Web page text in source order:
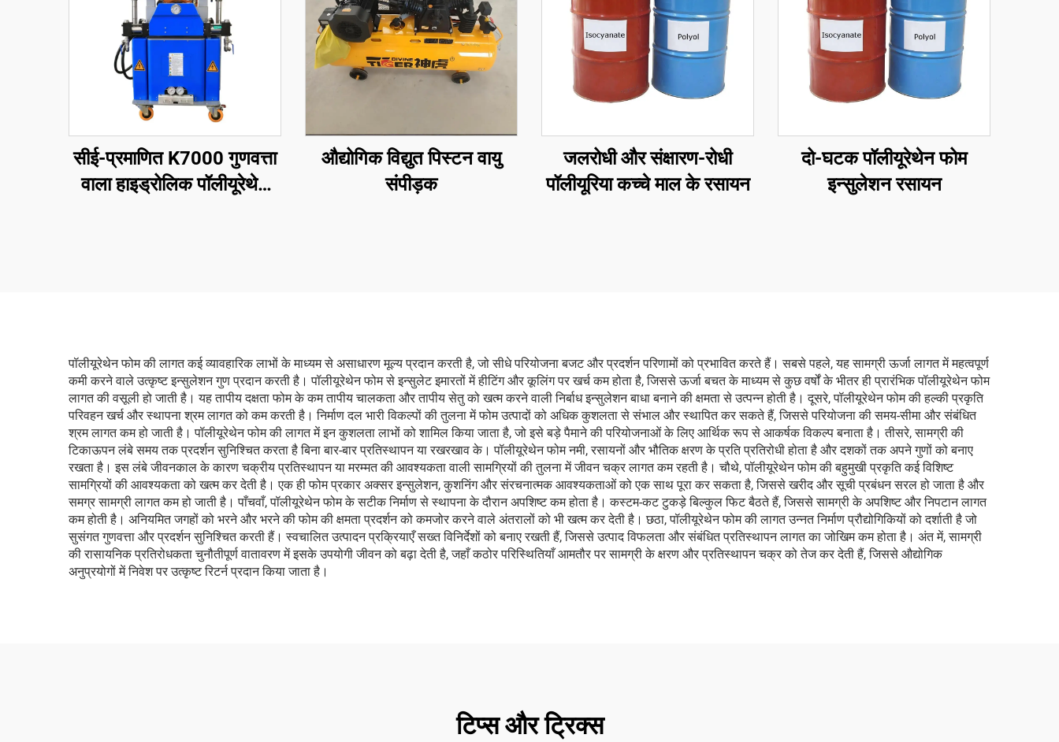
सीई-प्रमाणित K7000 गुणवत्ता
वाला हाइड्रोलिक पॉलीयूरेथेन
औद्योगिक विद्युत पिस्टन वायु
संपीड़क
जलरोधी और संक्षारण-रोधी
पॉलीयूरिया कच्चे माल के रसायन
दो-घटक पॉलीयूरेथेन फोम
इन्सुलेशन रसायन
पॉलीयूरेथेन फोम की लागत कई व्यावहारिक लाभों के माध्यम से असाधारण मूल्य प्रदान करती है, जो सीधे परियोजना बजट और प्रदर्शन परिणामों को प्रभावित करते हैं। सबसे पहले, यह सामग्री ऊर्जा लागत में महत्वपूर्ण
कमी करने वाले उत्कृष्ट इन्सुलेशन गुण प्रदान करती है। पॉलीयूरेथेन फोम से इन्सुलेट इमारतों में हीटिंग और कूलिंग पर खर्च कम होता है, जिससे ऊर्जा बचत के माध्यम से कुछ वर्षों के भीतर ही प्रारंभिक पॉलीयूरेथेन फोम
लागत की वसूली हो जाती है। यह तापीय दक्षता फोम के कम तापीय चालकता और तापीय सेतु को खत्म करने वाली निर्बाध इन्सुलेशन बाधा बनाने की क्षमता से उत्पन्न होती है। दूसरे, पॉलीयूरेथेन फोम की हल्की प्रकृति
परिवहन खर्च और स्थापना श्रम लागत को कम करती है। निर्माण दल भारी विकल्पों की तुलना में फोम उत्पादों को अधिक कुशलता से संभाल और स्थापित कर सकते हैं, जिससे परियोजना की समय-सीमा और संबंधित
श्रम लागत कम हो जाती है। पॉलीयूरेथेन फोम की लागत में इन कुशलता लाभों को शामिल किया जाता है, जो इसे बड़े पैमाने की परियोजनाओं के लिए आर्थिक रूप से आकर्षक विकल्प बनाता है। तीसरे, सामग्री की
टिकाऊपन लंबे समय तक प्रदर्शन सुनिश्चित करता है बिना बार-बार प्रतिस्थापन या रखरखाव के। पॉलीयूरेथेन फोम नमी, रसायनों और भौतिक क्षरण के प्रति प्रतिरोधी होता है और दशकों तक अपने गुणों को बनाए
रखता है। इस लंबे जीवनकाल के कारण चक्रीय प्रतिस्थापन या मरम्मत की आवश्यकता वाली सामग्रियों की तुलना में जीवन चक्र लागत कम रहती है। चौथे, पॉलीयूरेथेन फोम की बहुमुखी प्रकृति कई विशिष्ट
सामग्रियों की आवश्यकता को खत्म कर देती है। एक ही फोम प्रकार अक्सर इन्सुलेशन, कुशनिंग और संरचनात्मक आवश्यकताओं को एक साथ पूरा कर सकता है, जिससे खरीद और सूची प्रबंधन सरल हो जाता है और
समग्र सामग्री लागत कम हो जाती है। पाँचवाँ, पॉलीयूरेथेन फोम के सटीक निर्माण से स्थापना के दौरान अपशिष्ट कम होता है। कस्टम-कट टुकड़े बिल्कुल फिट बैठते हैं, जिससे सामग्री के अपशिष्ट और निपटान लागत
कम होती है। अनियमित जगहों को भरने और भरने की फोम की क्षमता प्रदर्शन को कमजोर करने वाले अंतरालों को भी खत्म कर देती है। छठा, पॉलीयूरेथेन फोम की लागत उन्नत निर्माण प्रौद्योगिकियों को दर्शाती है जो
सुसंगत गुणवत्ता और प्रदर्शन सुनिश्चित करती हैं। स्वचालित उत्पादन प्रक्रियाएँ सख्त विनिर्देशों को बनाए रखती हैं, जिससे उत्पाद विफलता और संबंधित प्रतिस्थापन लागत का जोखिम कम होता है। अंत में, सामग्री
की रासायनिक प्रतिरोधकता चुनौतीपूर्ण वातावरण में इसके उपयोगी जीवन को बढ़ा देती है, जहाँ कठोर परिस्थितियाँ आमतौर पर सामग्री के क्षरण और प्रतिस्थापन चक्र को तेज कर देती हैं, जिससे औद्योगिक
अनुप्रयोगों में निवेश पर उत्कृष्ट रिटर्न प्रदान किया जाता है।
टिप्स और ट्रिक्स